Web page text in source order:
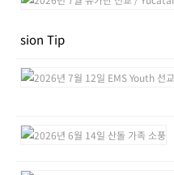
sion Tip